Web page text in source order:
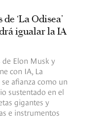
‘La Odisea’
igualar la IA
de Elon Musk y
con IA, La
afianza como un
sustentado en el
gigantes y
e instrumentos